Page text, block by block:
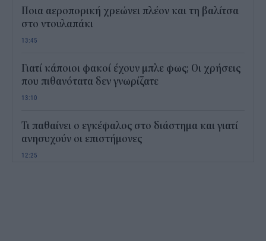
Ποια αεροπορική χρεώνει πλέον και τη βαλίτσα
στο ντουλαπάκι
13:45
Γιατί κάποιοι φακοί έχουν μπλε φως; Οι χρήσεις
που πιθανότατα δεν γνωρίζατε
13:10
Τι παθαίνει ο εγκέφαλος στο διάστημα και γιατί
ανησυχούν οι επιστήμονες
12:25